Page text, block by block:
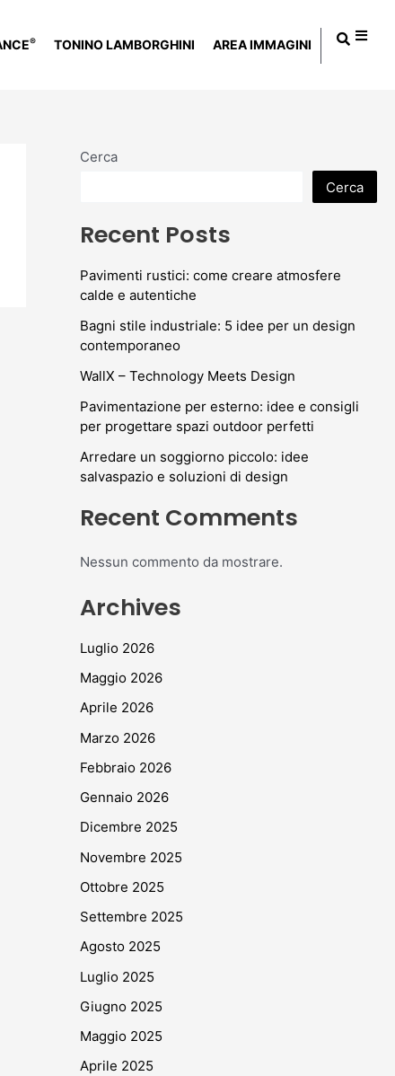
® TONINO LAMBORGHINI AREA IMMAGINI
Cerca
Cerca
Recent Posts
Pavimenti rustici: come creare atmosfere
calde e autentiche
Bagni stile industriale: 5 idee per un design
contemporaneo
WallX – Technology Meets Design
Pavimentazione per esterno: idee e consigli
per progettare spazi outdoor perfetti
Arredare un soggiorno piccolo: idee
salvaspazio e soluzioni di design
Recent Comments
Nessun commento da mostrare.
Archives
Luglio 2026
Maggio 2026
Aprile 2026
Marzo 2026
Febbraio 2026
Gennaio 2026
Dicembre 2025
Novembre 2025
Ottobre 2025
Settembre 2025
Agosto 2025
Luglio 2025
Giugno 2025
Maggio 2025
Aprile 2025